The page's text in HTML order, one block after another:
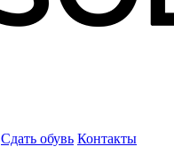
Сдать обувь Контакты